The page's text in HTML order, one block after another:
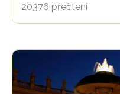
20376 přečtení